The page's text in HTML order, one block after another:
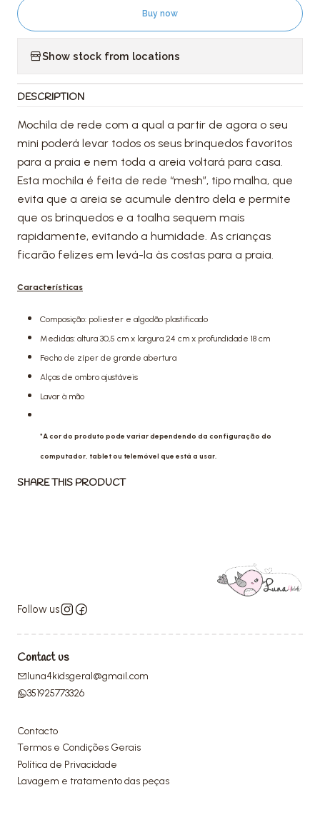
Buy now
Show stock from locations
DESCRIPTION
Mochila de rede com a qual a partir de agora o seu
mini poderá levar todos os seus brinquedos favoritos
para a praia e nem toda a areia voltará para casa.
Esta mochila é feita de rede “mesh”, tipo malha, que
evita que a areia se acumule dentro dela e permite
que os brinquedos e a toalha sequem mais
rapidamente, evitando a humidade. As crianças
ficarão felizes em levá-la às costas para a praia.
Características
Composição: poliester e algodão plastificado
Medidas: altura 30,5 cm x largura 24 cm x profundidade 18 cm
Fecho de zíper de grande abertura
Alças de ombro ajustáveis
Lavar à mão
*A cor do produto pode variar dependendo da configuração do
computador, tablet ou telemóvel que está a usar.
SHARE THIS PRODUCT
Follow us
Contact us
luna4kidsgeral@gmail.com
351925773326
Contacto
Termos e Condições Gerais
Política de Privacidade
Lavagem e tratamento das peças